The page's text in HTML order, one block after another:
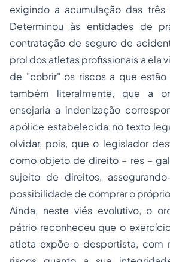
exigindo a acumulação das três
Determinou às entidades de
contratação de seguro de
prol dos atletas profissionais a ela
de "cobrir" os riscos a que estão
também literalmente, que a
ensejaria a indenização
apólice estabelecida no texto
olvidar, pois, que o legislador
como objeto de direito – res –
sujeito de direitos,
possibilidade de comprar o
Ainda, neste viés evolutivo, o
pátrio reconheceu que o
atleta expõe o desportista, com